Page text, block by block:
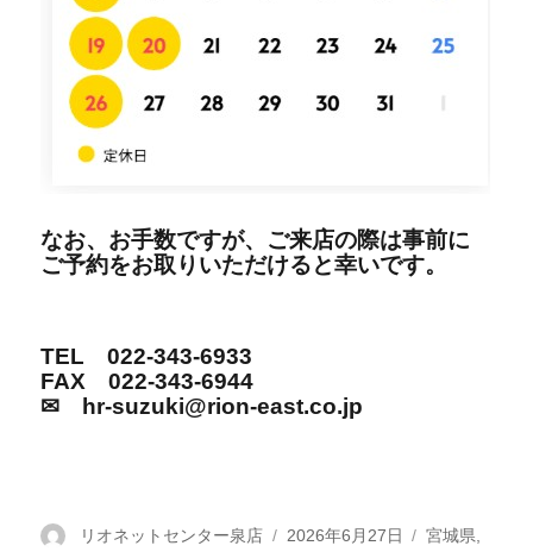
なお、お手数ですが、ご来店の際は事前に
ご予約をお取りいただけると幸いです。
TEL 022-343-6933
FAX 022-343-6944
✉ hr-suzuki@rion-east.co.jp
投
リオネットセンター泉店
投
2026年6月27日
カ
宮城県